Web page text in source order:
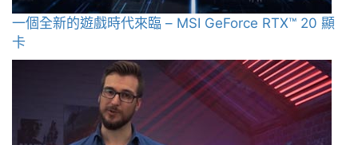
一個全新的遊戲時代來臨 – MSI GeForce RTX™ 20 顯
卡